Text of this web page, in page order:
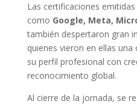
Las certificaciones
como Google, Meta,
también despertaron gran
quienes vieron en ellas
su perfil profesional con
reconocimiento global.
Al cierre de la jornada, se